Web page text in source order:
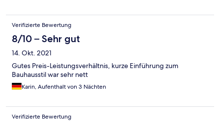
Verifizierte Bewertung
8/10 – Sehr gut
14. Okt. 2021
Gutes Preis-Leistungsverhältnis, kurze Einführung zum
Bauhausstil war sehr nett
Karin, Aufenthalt von 3 Nächten
Verifizierte Bewertung